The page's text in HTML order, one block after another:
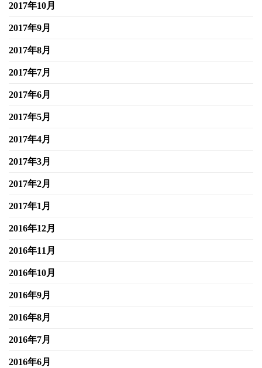
2017年10月
2017年9月
2017年8月
2017年7月
2017年6月
2017年5月
2017年4月
2017年3月
2017年2月
2017年1月
2016年12月
2016年11月
2016年10月
2016年9月
2016年8月
2016年7月
2016年6月